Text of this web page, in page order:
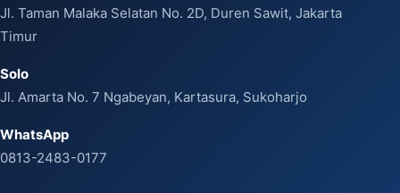
Jl. Taman Malaka Selatan No. 2D, Duren Sawit, Jakarta
Timur
Solo
Jl. Amarta No. 7 Ngabeyan, Kartasura, Sukoharjo
WhatsApp
0813-2483-0177